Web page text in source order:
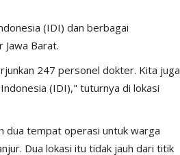
(IDI) dan berbagai
Barat.
247 personel dokter. Kita juga
(IDI)," tuturnya di lokasi
dua tempat operasi untuk warga
Dua lokasi itu tidak jauh dari titik